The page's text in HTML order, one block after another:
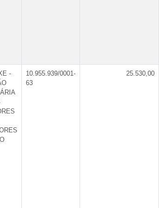
-
10.955.939/0001-
63
25.530,00